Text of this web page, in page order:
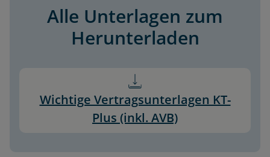
Alle Unterlagen zum
Herunterladen
Wichtige Vertragsunterlagen KT-
Plus (inkl. AVB)